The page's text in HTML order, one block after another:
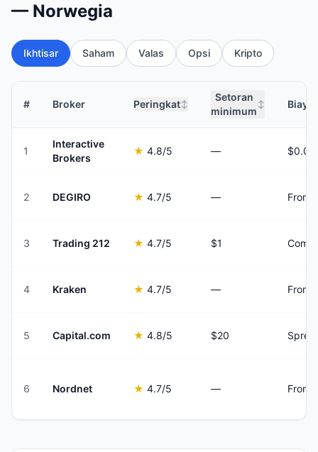
— Norwegia
Ikhtisar Saham Valas Opsi Kripto
# Broker Peringkat↕
Setoran
minimum
↕ Biaya
1
Interactive
Brokers
★ 4.8/5 —
2 DEGIRO ★ 4.7/5 — From
3 Trading 212 ★ 4.7/5 $1
4 Kraken ★ 4.7/5 — From
5 Capital.com ★ 4.8/5 $20
6 Nordnet ★ 4.7/5 — From